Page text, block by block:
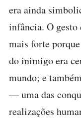
era ainda
infância. O gesto
mais forte
do inimigo era
mundo; e
— uma das
realizações